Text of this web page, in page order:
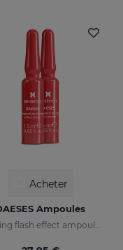
Acheter
Ampoules